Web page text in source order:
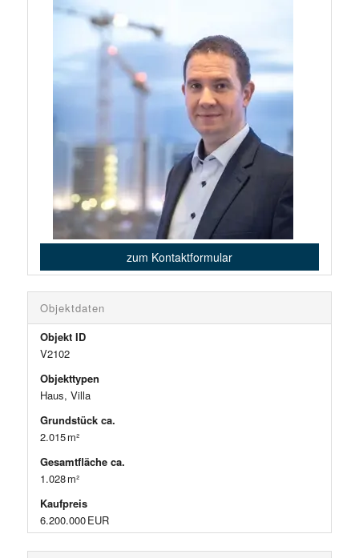
zum Kontaktformular
Objektdaten
Objekt ID
V2102
Objekttypen
Haus, Villa
Grund­stück ca.
2.015 m²
Gesamtfläche ca.
1.028 m²
Kaufpreis
6.200.000 EUR